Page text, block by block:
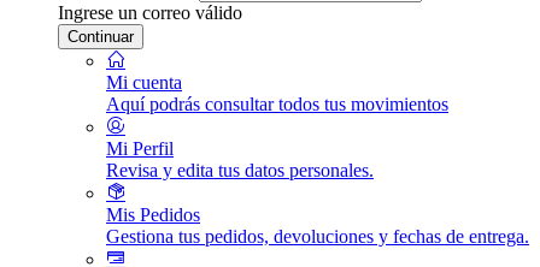
Ingrese un correo válido
Continuar
Mi cuenta
Aquí podrás consultar todos tus movimientos
Mi Perfil
Revisa y edita tus datos personales.
Mis Pedidos
Gestiona tus pedidos, devoluciones y fechas de entrega.